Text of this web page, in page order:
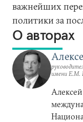
важнейших
политики за
О авторах
имени Е.М.